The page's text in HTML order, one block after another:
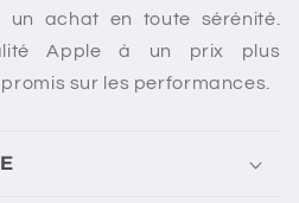
un achat en toute sérénité.
Apple à un prix plus
sur les performances.